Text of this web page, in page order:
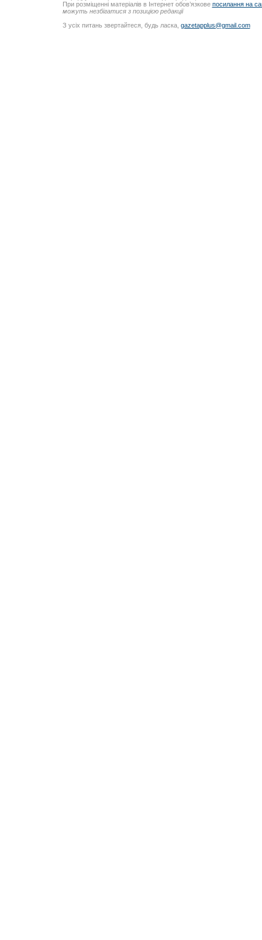
При розміщенні матеріалів в Інтернет обов’язкове посилання на
можуть незбігатися з позицією редакції
З усіх питань звертайтеся, будь ласка, gazetapplus@gmail.com